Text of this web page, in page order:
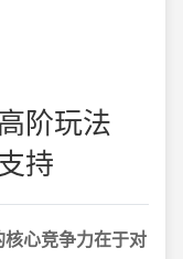
阶玩法
持
心竞争力在于对